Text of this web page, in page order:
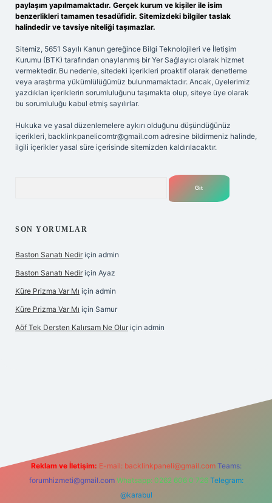
paylaşım yapılmamaktadır. Gerçek kurum ve kişiler ile isim
benzerlikleri tamamen tesadüfidir. Sitemizdeki bilgiler taslak
halindedir ve tavsiye niteliği taşımazlar.
Sitemiz, 5651 Sayılı Kanun gereğince Bilgi Teknolojileri ve İletişim
Kurumu (BTK) tarafından onaylanmış bir Yer Sağlayıcı olarak hizmet
vermektedir. Bu nedenle, sitedeki içerikleri proaktif olarak denetleme
veya araştırma yükümlülüğümüz bulunmamaktadır. Ancak, üyelerimiz
yazdıkları içeriklerin sorumluluğunu taşımakta olup, siteye üye olarak
bu sorumluluğu kabul etmiş sayılırlar.
Hukuka ve yasal düzenlemelere aykırı olduğunu düşündüğünüz
içerikleri, backlinkpanelicomtr@gmail.com adresine bildirmeniz halinde,
ilgili içerikler yasal süre içerisinde sitemizden kaldırılacaktır.
SON YORUMLAR
Baston Sanatı Nedir için admin
Baston Sanatı Nedir için Ayaz
Küre Prizma Var Mı için admin
Küre Prizma Var Mı için Samur
Aöf Tek Dersten Kalırsam Ne Olur için admin
Reklam ve İletişim: E-mail: backlinkpaneli@gmail.com Teams:
forumhizmeti@gmail.com Whatsapp: 0262 606 0 726 Telegram:
@karabul